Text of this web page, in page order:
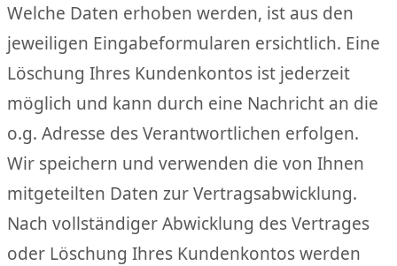
Welche Daten erhoben werden, ist aus den
jeweiligen Eingabeformularen ersichtlich. Eine
Löschung Ihres Kundenkontos ist jederzeit
möglich und kann durch eine Nachricht an die
o.g. Adresse des Verantwortlichen erfolgen.
Wir speichern und verwenden die von Ihnen
mitgeteilten Daten zur Vertragsabwicklung.
Nach vollständiger Abwicklung des Vertrages
oder Löschung Ihres Kundenkontos werden